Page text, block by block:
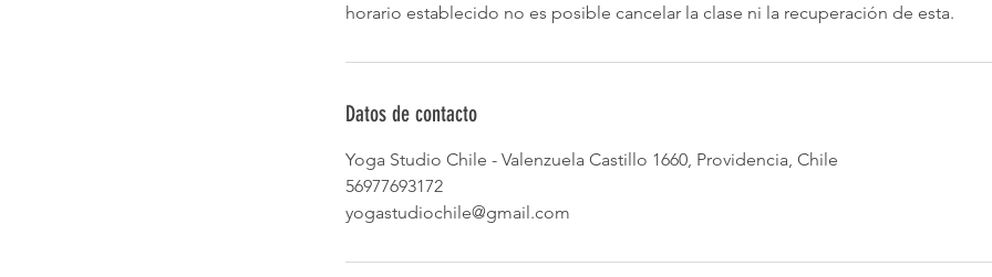
horario establecido no es posible cancelar la clase ni la recuperación de esta.
Datos de contacto
Yoga Studio Chile - Valenzuela Castillo 1660, Providencia, Chile
56977693172
yogastudiochile@gmail.com